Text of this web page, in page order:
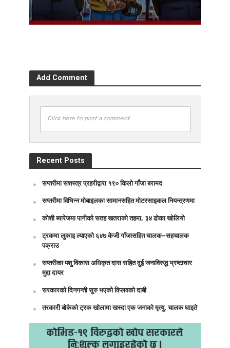
Add Comment
Click here to post a comment
Recent Posts
सप्तरीमा सशस्त्र प्रहरीद्वारा १९० किलो गाँजा बरामद
सप्तरीमा विभिन्न मोबाइलका सामानसहित मोटरसाइकल नियन्त्रणमा
कोशी ब्यारेजमा पानीको सतह खतराको तहमा, ३४ ढोका खोलियो
ट्रकमा लुकाइ ल्याएको ६४७ केजी गाँजासहित चालक–सहचालक
पक्राउ
सप्तरीका पशु विकास अधिकृत दास सहित दुई जनाविरुद्ध भ्रष्टाचार
मुद्दा दायर
सरकारको दिनगन्ती सुरु भएको विप्लवको दाबी
तरकारी बोकेको ट्रक खोलामा खस्दा एक जनाको मृत्यु, चालक घाइते